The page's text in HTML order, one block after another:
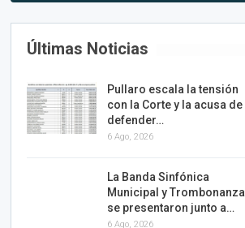
Últimas Noticias
Pullaro escala la tensión
con la Corte y la acusa de
defender…
6 Ago, 2026
La Banda Sinfónica
Municipal y Trombonanza
se presentaron junto a…
6 Ago, 2026